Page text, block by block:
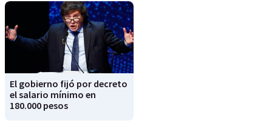
El gobierno fijó por decreto
el salario mínimo en
180.000 pesos